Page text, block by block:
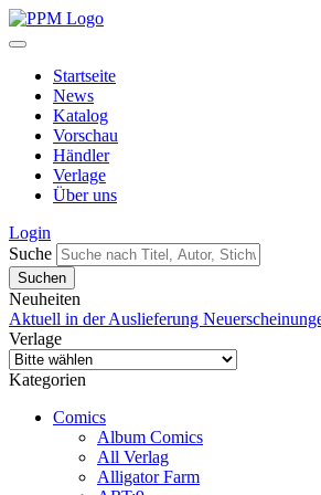
Startseite
News
Katalog
Vorschau
Händler
Verlage
Über uns
Login
Suche
Neuheiten
Aktuell in der Auslieferung
Verlage
Kategorien
Comics
Album Comics
All Verlag
Alligator Farm